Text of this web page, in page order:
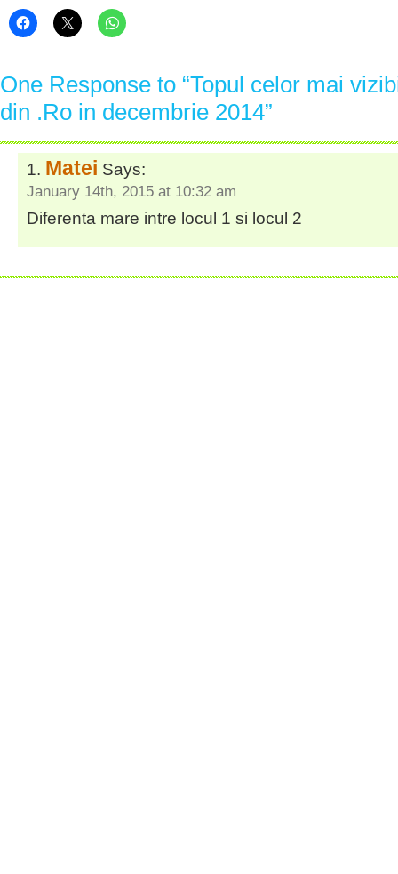
One Response to “Topul celor mai
din .Ro in decembrie 2014”
Matei Says:
January 14th, 2015 at 10:32 am
Diferenta mare intre locul 1 si locul 2